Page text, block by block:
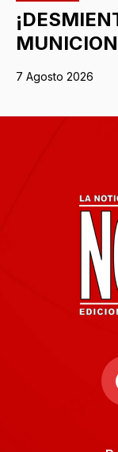
7 Agosto 2026